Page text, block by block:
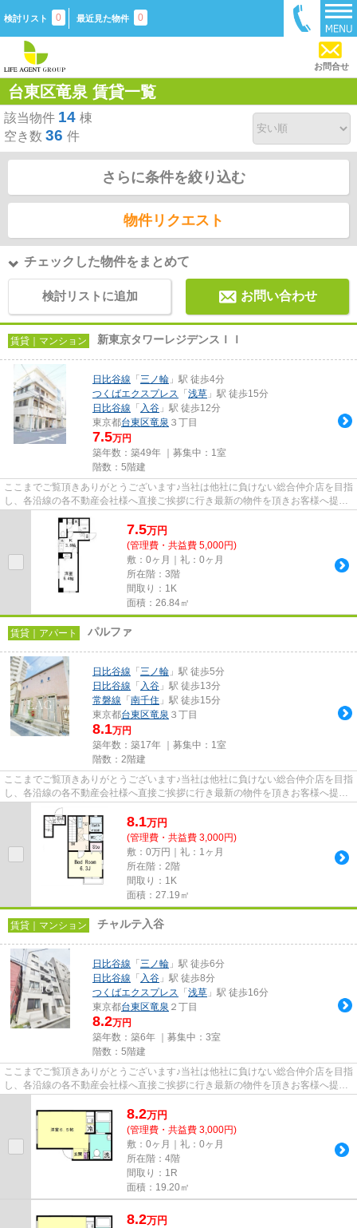
検討リスト 0 最近見た物件 0
お問合せ
台東区竜泉 賃貸一覧
該当物件 14 棟
空き数 36 件
さらに条件を絞り込む
物件リクエスト
チェックした物件をまとめて
検討リストに追加 お問い合わせ
賃貸｜マンション 新東京タワーレジデンスＩＩ
日比谷線 「 三ノ輪 」駅 徒歩4分
つくばエクスプレス 「 浅草 」駅 徒歩15分
日比谷線 「 入谷 」駅 徒歩12分
東京都台東区竜泉 ３丁目
7.5万円
築年数：築49年 ｜募集中： 1室
階数：5階建
ここまでご覧頂きありがとうございます♪当社は他社に負けない総合仲介店を目指
し、各沿線の各不動産会社様へ直接ご挨拶に行き最新の物件を頂きお客様へ提供
7.5万円
(管理費・共益費 5,000円)
敷：0ヶ月｜礼：0ヶ月
所在階：3階
間取り：1K
面積：26.84㎡
賃貸｜アパート パルファ
日比谷線 「 三ノ輪 」駅 徒歩5分
日比谷線 「 入谷 」駅 徒歩13分
常磐線 「 南千住 」駅 徒歩15分
東京都台東区竜泉 ３丁目
8.1万円
築年数：築17年 ｜募集中： 1室
階数：2階建
ここまでご覧頂きありがとうございます♪当社は他社に負けない総合仲介店を目指
し、各沿線の各不動産会社様へ直接ご挨拶に行き最新の物件を頂きお客様へ提供
しております！最新の情報は...
8.1万円
(管理費・共益費 3,000円)
敷：0万円｜礼：1ヶ月
所在階：2階
間取り：1K
面積：27.19㎡
賃貸｜マンション チャルテ入谷
日比谷線 「 三ノ輪 」駅 徒歩6分
日比谷線 「 入谷 」駅 徒歩8分
つくばエクスプレス 「 浅草 」駅 徒歩16分
東京都台東区竜泉 ２丁目
8.2万円
築年数：築6年 ｜募集中： 3室
階数：5階建
ここまでご覧頂きありがとうございます♪当社は他社に負けない総合仲介店を目指
し、各沿線の各不動産会社様へ直接ご挨拶に行き最新の物件を頂きお客様へ提供
8.2万円
(管理費・共益費 3,000円)
敷：0ヶ月｜礼：0ヶ月
所在階：4階
間取り：1R
面積：19.20㎡
8.2万円